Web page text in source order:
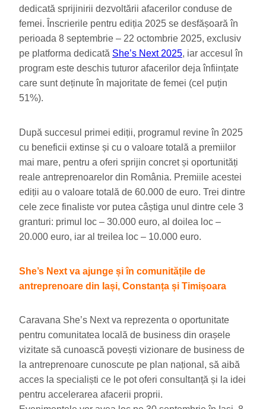
dedicată sprijinirii dezvoltării afacerilor conduse de
femei. Înscrierile pentru ediția 2025 se desfășoară în
perioada 8 septembrie – 22 octombrie 2025, exclusiv
pe platforma dedicată She’s Next 2025, iar accesul în
program este deschis tuturor afacerilor deja înființate
care sunt deținute în majoritate de femei (cel puțin
51%).
După succesul primei ediții, programul revine în 2025
cu beneficii extinse și cu o valoare totală a premiilor
mai mare, pentru a oferi sprijin concret și oportunități
reale antreprenoarelor din România. Premiile acestei
ediții au o valoare totală de 60.000 de euro. Trei dintre
cele zece finaliste vor putea câștiga unul dintre cele 3
granturi: primul loc – 30.000 euro, al doilea loc –
20.000 euro, iar al treilea loc – 10.000 euro.
She’s Next va ajunge și în comunitățile de
antreprenoare din Iași, Constanța și Timișoara
Caravana She’s Next va reprezenta o oportunitate
pentru comunitatea locală de business din orașele
vizitate să cunoască povești vizionare de business de
la antreprenoare cunoscute pe plan național, să aibă
acces la specialiști ce le pot oferi consultanță și la idei
pentru accelerarea afacerii proprii.